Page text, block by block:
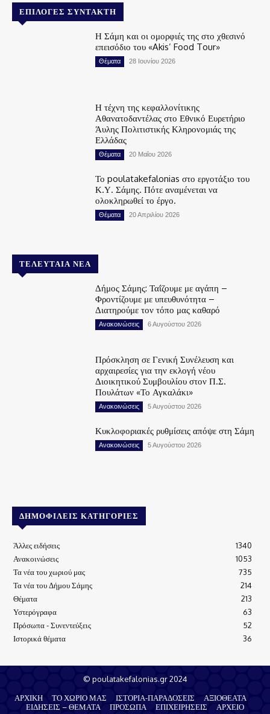
ΕΠΙΛΟΓΈΣ ΣΥΝΤΆΚΤΗ
Η Σάμη και οι ομορφιές της στο χθεσινό
επεισόδιο του «Akis’ Food Tour»
Θέματα 28 Ιουνίου 2026
Η τέχνη της κεφαλλονίτικης
Αθανατοδαντέλας στο Εθνικό Ευρετήριο
Άυλης Πολιτιστικής Κληρονομιάς της
Ελλάδας
Θέματα 20 Μαΐου 2026
Το poulatakefalonias στο εργοτάξιο του
Κ.Υ. Σάμης. Πότε αναμένεται να
ολοκληρωθεί το έργο.
Θέματα 20 Απριλίου 2026
ΤΕΛΕΥΤΑΊΑ ΝΈΑ
Δήμος Σάμης: Ταΐζουμε με αγάπη –
Φροντίζουμε με υπευθυνότητα –
Διατηρούμε τον τόπο μας καθαρό
Ανακοινώσεις 6 Αυγούστου 2026
Πρόσκληση σε Γενική Συνέλευση και
αρχαιρεσίες για την εκλογή νέου
Διοικητικού Συμβουλίου στον Π.Σ.
Πουλάτων «Το Αγκαλάκι»
Ανακοινώσεις 5 Αυγούστου 2026
Κυκλοφοριακές ρυθμίσεις απόψε στη Σάμη
Ανακοινώσεις 5 Αυγούστου 2026
ΔΗΜΟΦΙΛΕΊΣ ΚΑΤΗΓΟΡΊΕΣ
Άλλες ειδήσεις
1340
Ανακοινώσεις
1053
Τα νέα του χωριού μας
735
Τα νέα του Δήμου Σάμης
214
Θέματα
213
Υστερόγραφα
63
Πρόσωπα - Συνεντεύξεις
52
Ιστορικά θέματα
36
© poulatakefalonias.gr 2024
ΑΡΧΙΚΗ
ΤΟ ΧΩΡΙΟ ΜΑΣ ΙΣΤΟΡΙΑ-ΠΑΡΑΔΟΣΕΙΣ
ΑΞΙΟΘΕΑΤΑ
ΕΙΔΗΣΕΙΣ – ΘΕΜΑΤΑ
ΠΡΟΣΩΠΑ ΕΠΙΧΕΙΡΗΣΕΙΣ ΑΡΧΕΙΟ